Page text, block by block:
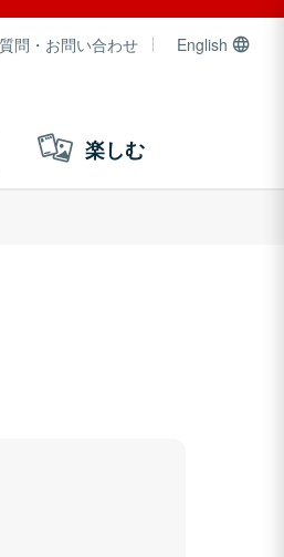
問・お問い合わせ English
楽しむ